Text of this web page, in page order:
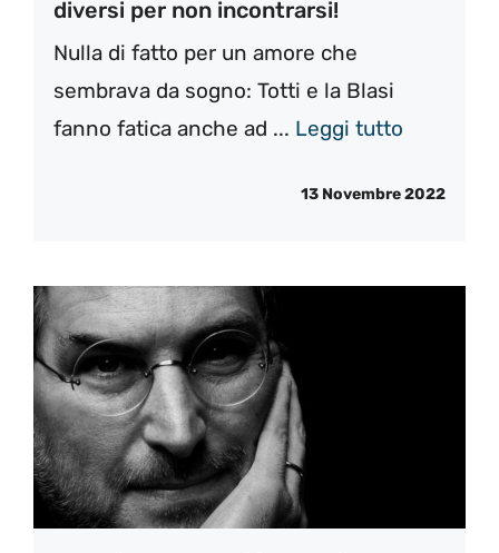
diversi per non incontrarsi!
Nulla di fatto per un amore che
sembrava da sogno: Totti e la Blasi
fanno fatica anche ad ... Leggi tutto
13 Novembre 2022